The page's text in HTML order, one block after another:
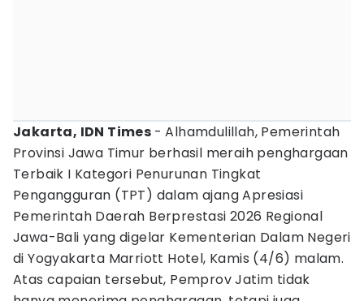
Jakarta, IDN Times - Alhamdulillah, Pemerintah
Provinsi Jawa Timur berhasil meraih penghargaan
Terbaik I Kategori Penurunan Tingkat
Pengangguran (TPT) dalam ajang Apresiasi
Pemerintah Daerah Berprestasi 2026 Regional
Jawa-Bali yang digelar Kementerian Dalam Negeri
di Yogyakarta Marriott Hotel, Kamis (4/6) malam.
Atas capaian tersebut, Pemprov Jatim tidak